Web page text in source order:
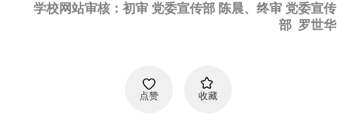
学校网站审核：初审 党委宣传部 陈晨、终审 党委宣传
部 罗世华
点赞 收藏